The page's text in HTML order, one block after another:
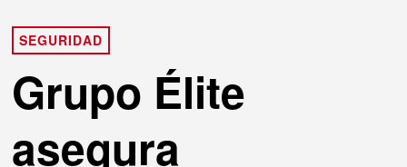
SEGURIDAD
Grupo Élite
asegura